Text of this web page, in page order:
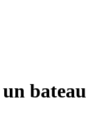
bateau